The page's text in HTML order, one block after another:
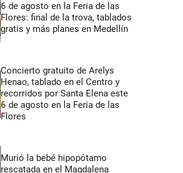
6 de agosto en la Feria de las
Flores: final de la trova, tablados
gratis y más planes en Medellín
Concierto gratuito de Arelys
Henao, tablado en el Centro y
recorridos por Santa Elena este
6 de agosto en la Feria de las
Flores
Murió la bebé hipopótamo
rescatada en el Magdalena